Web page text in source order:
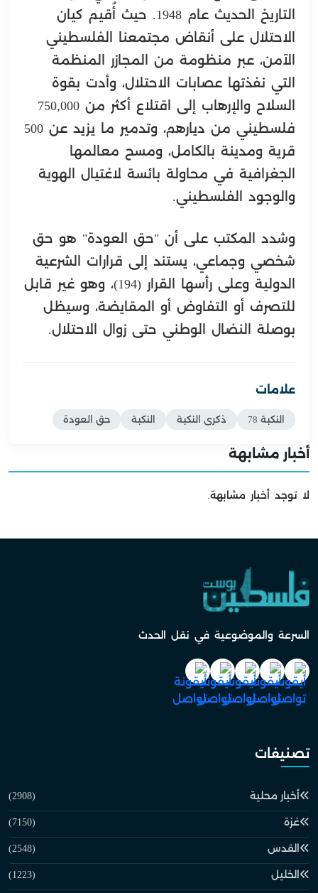
التاريخ الحديث عام 1948. حيث أُقيم كيان
الاحتلال على أنقاض مجتمعنا الفلسطيني
الآمن، عبر منظومة من المجازر المنظمة
التي نفذتها عصابات الاحتلال، وأدت بقوة
السلاح والإرهاب إلى اقتلاع أكثر من 750,000
فلسطيني من ديارهم، وتدمير ما يزيد عن 500
قرية ومدينة بالكامل، ومسح معالمها
الجغرافية في محاولة بائسة لاغتيال الهوية
والوجود الفلسطيني.
وشدد المكتب على أن "حق العودة" هو حق
شخصي وجماعي، يستند إلى قرارات الشرعية
الدولية وعلى رأسها القرار (194)، وهو غير قابل
للتصرف أو التفاوض أو المقايضة، وسيظل
بوصلة النضال الوطني حتى زوال الاحتلال.
علامات
النكبة 78 ذكرى النكبة النكبة حق العودة
أخبار مشابهة
لا توجد أخبار مشابهة.
السرعة والموضوعية في نقل الحدث
تصنيفات
أخبار محلية (2908)
غزة (7150)
القدس (2548)
الخليل (1223)